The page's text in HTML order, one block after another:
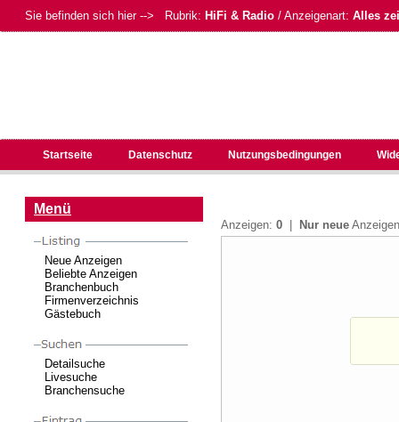
Sie befinden sich hier --> Rubrik: HiFi & Radio / Anzeigenart: Alles
Startseite Datenschutz Nutzungsbedingungen
Menü
Neue Anzeigen
Beliebte Anzeigen
Branchenbuch
Firmenverzeichnis
Gästebuch
Detailsuche
Livesuche
Branchensuche
Anzeigen: 0 Nur neue